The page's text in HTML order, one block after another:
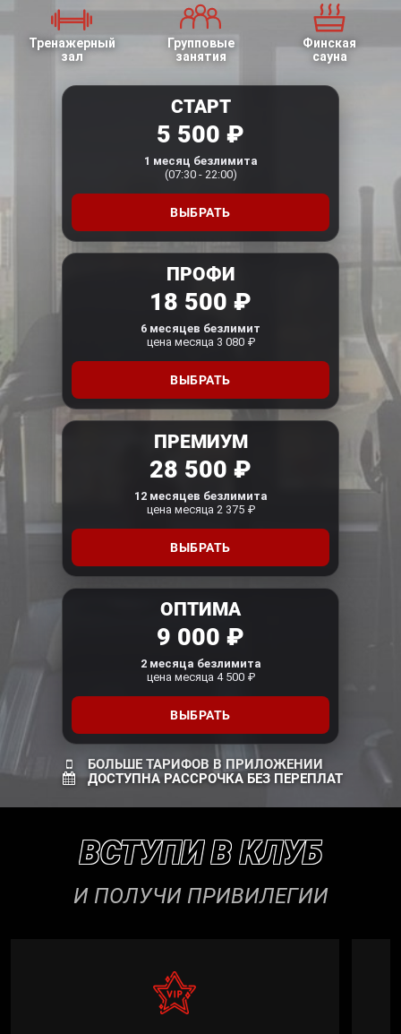
Тренажерный
зал
Групповые
занятия
Финская
сауна
СТАРТ
5 500 ₽
1 месяц безлимита
(07:30 - 22:00)
ВЫБРАТЬ
ПРОФИ
18 500 ₽
6 месяцев безлимит
цена месяца 3 080 ₽
ВЫБРАТЬ
ПРЕМИУМ
28 500 ₽
12 месяцев безлимита
цена месяца 2 375 ₽
ВЫБРАТЬ
ОПТИМА
9 000 ₽
2 месяца безлимита
цена месяца 4 500 ₽
ВЫБРАТЬ
БОЛЬШЕ ТАРИФОВ В ПРИЛОЖЕНИИ
ДОСТУПНА РАССРОЧКА БЕЗ ПЕРЕПЛАТ
ВСТУПИ В КЛУБ
И ПОЛУЧИ ПРИВИЛЕГИИ